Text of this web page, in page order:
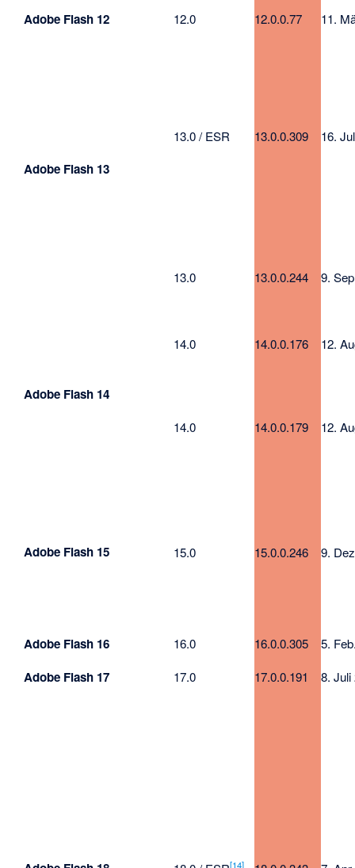
Adobe Flash 12 12.0 12.0.0.77 11.
Adobe Flash 13
13.0 / ESR 13.0.0.309 16.
13.0 13.0.0.244 9.
Adobe Flash 14
14.0 14.0.0.176 12.
14.0 14.0.0.179 12.
Adobe Flash 15 15.0 15.0.0.246 9.
Adobe Flash 16 16.0 16.0.0.305 5.
Adobe Flash 17 17.0 17.0.0.191 8. Juli
[14]